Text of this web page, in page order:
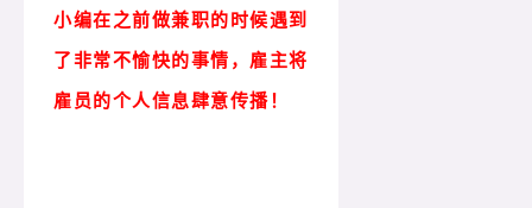
小编在之前做兼职的时候遇到
了非常不愉快的事情，雇主将
雇员的个人信息肆意传播！